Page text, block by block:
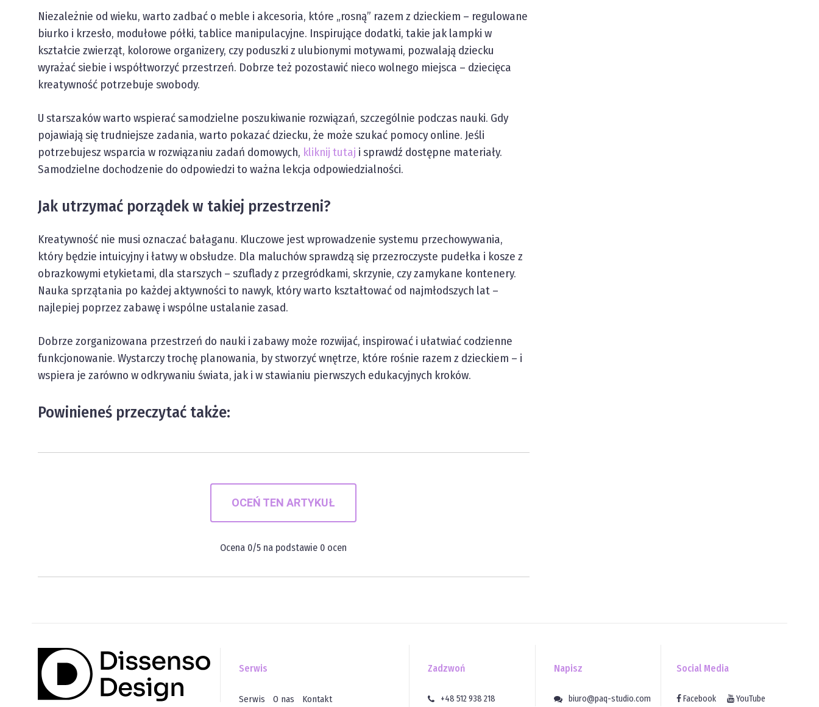
Niezależnie od wieku, warto zadbać o meble i akcesoria, które „rosną” razem z dzieckiem – regulowane
biurko i krzesło, modułowe półki, tablice manipulacyjne. Inspirujące dodatki, takie jak lampki w
kształcie zwierząt, kolorowe organizery, czy poduszki z ulubionymi motywami, pozwalają dziecku
wyrażać siebie i współtworzyć przestrzeń. Dobrze też pozostawić nieco wolnego miejsca – dziecięca
kreatywność potrzebuje swobody.
U starszaków warto wspierać samodzielne poszukiwanie rozwiązań, szczególnie podczas nauki. Gdy
pojawiają się trudniejsze zadania, warto pokazać dziecku, że może szukać pomocy online. Jeśli
potrzebujesz wsparcia w rozwiązaniu zadań domowych, kliknij tutaj i sprawdź dostępne materiały.
Samodzielne dochodzenie do odpowiedzi to ważna lekcja odpowiedzialności.
Jak utrzymać porządek w takiej przestrzeni?
Kreatywność nie musi oznaczać bałaganu. Kluczowe jest wprowadzenie systemu przechowywania,
który będzie intuicyjny i łatwy w obsłudze. Dla maluchów sprawdzą się przezroczyste pudełka i kosze z
obrazkowymi etykietami, dla starszych – szuflady z przegródkami, skrzynie, czy zamykane kontenery.
Nauka sprzątania po każdej aktywności to nawyk, który warto kształtować od najmłodszych lat –
najlepiej poprzez zabawę i wspólne ustalanie zasad.
Dobrze zorganizowana przestrzeń do nauki i zabawy może rozwijać, inspirować i ułatwiać codzienne
funkcjonowanie. Wystarczy trochę planowania, by stworzyć wnętrze, które rośnie razem z dzieckiem – i
wspiera je zarówno w odkrywaniu świata, jak i w stawianiu pierwszych edukacyjnych kroków.
Powinieneś przeczytać także:
OCEŃ TEN ARTYKUŁ
Ocena 0/5 na podstawie 0 ocen
Serwis
Serwis O nas Kontakt
Zadzwoń
+48 512 938 218
Napisz
biuro@paq-studio.com
Social Media
Facebook YouTube